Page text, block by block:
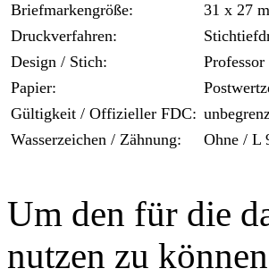
Briefmarkengröße:
31 x 27
Druckverfahren:
Design / Stich:
Papier:
Gültigkeit / Offizieller FDC:
Wasserzeichen / Zähnung:
Ohne / L
Um den für die
nutzen zu